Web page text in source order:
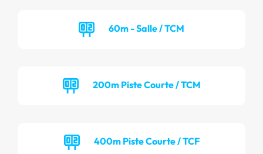
60m - Salle / TCM
200m Piste Courte / TCM
400m Piste Courte / TCF